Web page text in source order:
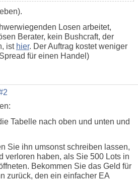
Losen arbeitet,
Berater, kein Bushcraft, der
ist hier. Der Auftrag kostet weniger
für einen Handel)
Tabelle nach oben und unten und
Sie ihn umsonst schreiben lassen,
verloren haben, als Sie 500 Lots in
Bekommen Sie das Geld für
zurück, den ein einfacher EA